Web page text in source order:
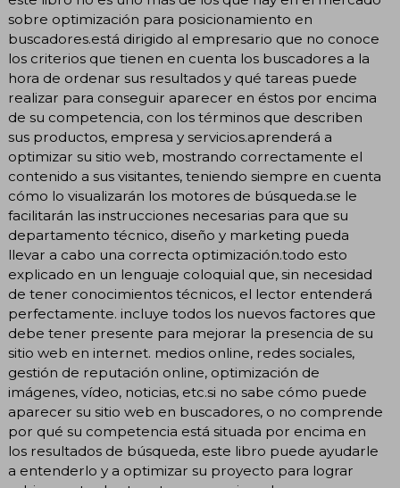
sobre optimización para posicionamiento en
buscadores.está dirigido al empresario que no conoce
los criterios que tienen en cuenta los buscadores a la
hora de ordenar sus resultados y qué tareas puede
realizar para conseguir aparecer en éstos por encima
de su competencia, con los términos que describen
sus productos, empresa y servicios.aprenderá a
optimizar su sitio web, mostrando correctamente el
contenido a sus visitantes, teniendo siempre en cuenta
cómo lo visualizarán los motores de búsqueda.se le
facilitarán las instrucciones necesarias para que su
departamento técnico, diseño y marketing pueda
llevar a cabo una correcta optimización.todo esto
explicado en un lenguaje coloquial que, sin necesidad
de tener conocimientos técnicos, el lector entenderá
perfectamente. incluye todos los nuevos factores que
debe tener presente para mejorar la presencia de su
sitio web en internet. medios online, redes sociales,
gestión de reputación online, optimización de
imágenes, vídeo, noticias, etc.si no sabe cómo puede
aparecer su sitio web en buscadores, o no comprende
por qué su competencia está situada por encima en
los resultados de búsqueda, este libro puede ayudarle
a entenderlo y a optimizar su proyecto para lograr